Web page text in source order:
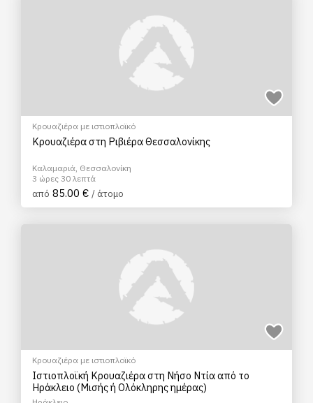
Κρουαζιέρα με ιστιοπλοϊκό
Κρουαζιέρα στη Ριβιέρα Θεσσαλονίκης
Καλαμαριά, Θεσσαλονίκη
3 ώρες 30 λεπτά
από 85.00 € / άτομο
Κρουαζιέρα με ιστιοπλοϊκό
Ιστιοπλοϊκή Κρουαζιέρα στη Νήσο Ντία από το
Ηράκλειο (Μισής ή Ολόκληρης ημέρας)